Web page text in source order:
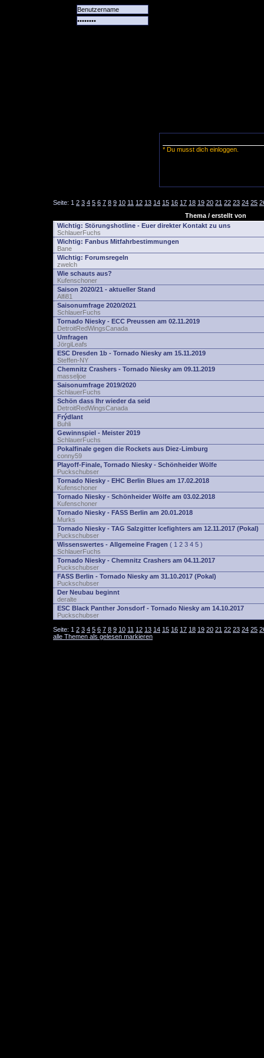
* Du musst dich einloggen.
Seite: 1 2 3 4 5 6 7 8 9 10 11 12 13 14 15 16 17 18 19 20 21 22 23 24 25
Thema / erstellt von
Wichtig: Störungshotline - Euer direkter Kontakt zu uns
SchlauerFuchs
Wichtig: Fanbus Mitfahrbestimmungen
Bane
Wichtig: Forumsregeln
zwelch
Wie schauts aus?
Kufenschoner
Saison 2020/21 - aktueller Stand
Alfi81
Saisonumfrage 2020/2021
SchlauerFuchs
Tornado Niesky - ECC Preussen am 02.11.2019
DetroitRedWingsCanada
Umfragen
JörgiLeafs
ESC Dresden 1b - Tornado Niesky am 15.11.2019
Steffen-NY
Chemnitz Crashers - Tornado Niesky am 09.11.2019
masseljoe
Saisonumfrage 2019/2020
SchlauerFuchs
Schön dass Ihr wieder da seid
DetroitRedWingsCanada
Frýdlant
Buhli
Gewinnspiel - Meister 2019
SchlauerFuchs
Pokalfinale gegen die Rockets aus Diez-Limburg
conny59
Playoff-Finale, Tornado Niesky - Schönheider Wölfe
Puckschubser
Tornado Niesky - EHC Berlin Blues am 17.02.2018
Kufenschoner
Tornado Niesky - Schönheider Wölfe am 03.02.2018
Kufenschoner
Tornado Niesky - FASS Berlin am 20.01.2018
Murks
Tornado Niesky - TAG Salzgitter Icefighters am 12.11.2017 (Pokal)
Puckschubser
Wissenswertes - Allgemeine Fragen ( 1 2 3 4 5 )
SchlauerFuchs
Tornado Niesky - Chemnitz Crashers am 04.11.2017
Puckschubser
FASS Berlin - Tornado Niesky am 31.10.2017 (Pokal)
Puckschubser
Der Neubau beginnt
deralte
ESC Black Panther Jonsdorf - Tornado Niesky am 14.10.2017
Puckschubser
Seite: 1 2 3 4 5 6 7 8 9 10 11 12 13 14 15 16 17 18 19 20 21 22 23 24 25
alle Themen als gelesen markieren